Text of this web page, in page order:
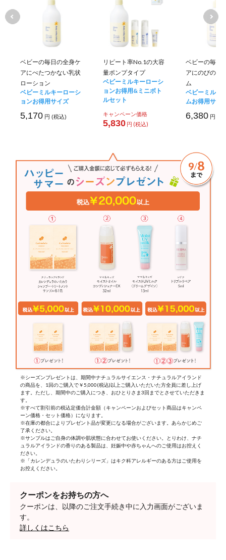
ベビーの毎日の全身ケ
アにべたつかない乳状
ローション
ベビーミルキーローシ
ョンお得用サイズ
5,170 円 (税込)
リピート率No.1の大容
量ポンプタイプ
ベビーミルキーローシ
ョンお得用&ミニボト
ルセット
キャンペーン価格
5,830 円 (税込)
ベビーの毎日
アにのびのい
ム
ベビーミルキ
ムお得用サイ
6,380 円 (税
※シーズンプレゼントは、期間中ナチュラルサイエンス・ナチュラルアイランド
の商品を、1回のご購入で￥5,000(税込)以上ご購入いただいた方全員に差し上げ
ます。ただし、期間中のご購入につき、おひとりさま3回までとさせていただきま
す。
※すべて割引前の税込定価合計金額（キャンペーンおよびセット商品はキャンペ
ーン価格・セット価格）になります。
※在庫の都合によりプレゼント品が変更になる場合がございます。あらかじめご
了承ください。
※サンプルはご自身の体調や肌状態に合わせてお使いください。とりわけ、ナチ
ュラルアイランドの香りのある製品は、妊娠中や赤ちゃんへのご使用はお控えく
ださい。
※「カレンデュラのいたわりシリーズ」はキク科アレルギーのある方はご使用を
お控えください。
クーポンをお持ちの方へ
クーポンは、以降のご注文手続き中に入力画面がございま
す。
詳しくはこちら